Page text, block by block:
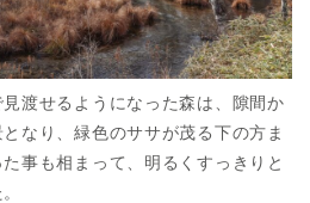
渡せるようになった森は、隙間か
なり、緑色のササが茂る下の方ま
事も相まって、明るくすっきりと